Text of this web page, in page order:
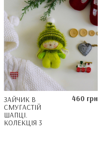
ЗАЙЧИК В
СМУГАСТІЙ
ШАПЦІ.
КОЛЕКЦІЯ 3
460 грн